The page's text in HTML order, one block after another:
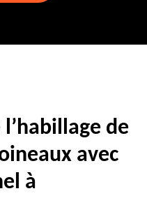
de
avec
à